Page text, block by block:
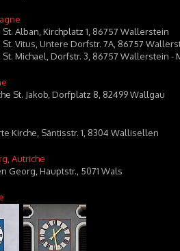
Alban, Kirchplatz 1, 86757 Wallerstein
Vitus, Untere Dorfstr. 7A, 86757
St. Michael, Dorfstr. 3, 86757 Wallerstein -
St. Jakob, Dorfplatz 8, 82499 Wallgau
Kirche, Säntisstr. 1, 8304 Wallisellen
Autriche
Georg, Hauptstr., 5071 Wals